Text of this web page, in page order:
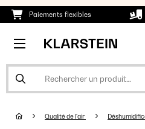
Paiements flexibles
Qualité de l'air